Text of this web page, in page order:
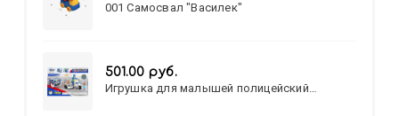
001 Самосвал "Василек"
501.00 руб.
Игрушка для малышей полицейский